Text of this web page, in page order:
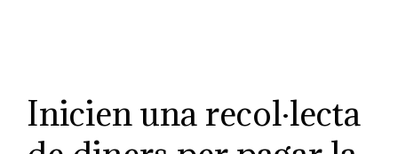
Inicien una recol·lecta